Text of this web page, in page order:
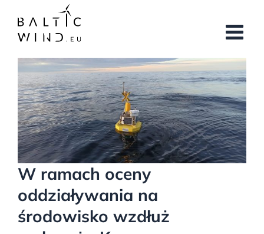
zawartości
Pokaż
większy
obrazek
W ramach oceny
oddziaływania na
środowisko wzdłuż